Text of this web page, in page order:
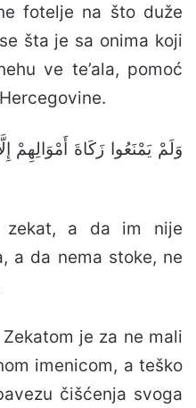
fotelje na što duže
šta je sa onima koji
ve te’ala, pomoć
zekat, a da im nije
a da nema stoke, ne
je za ne mali
imenicom, a teško
čišćenja svoga